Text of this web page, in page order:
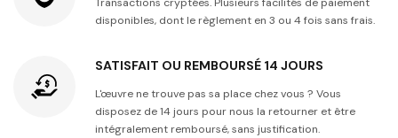
disponibles, dont le règlement en 3 ou 4 fois sans frais.
SATISFAIT OU REMBOURSÉ 14 JOURS
L'œuvre ne trouve pas sa place chez vous ? Vous
disposez de 14 jours pour nous la retourner et être
intégralement remboursé, sans justification.